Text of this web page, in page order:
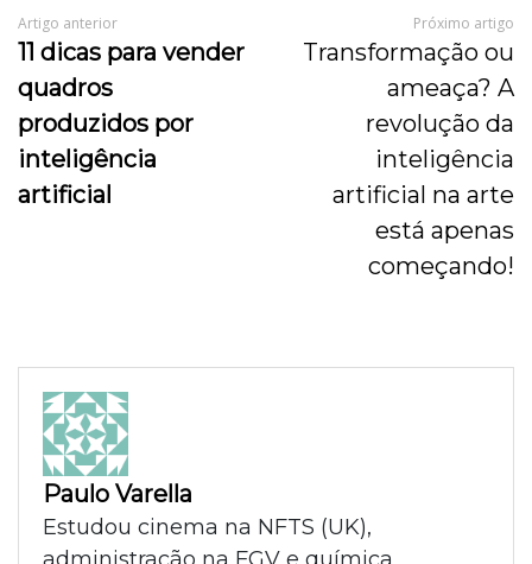
Artigo anterior
11 dicas para vender
quadros
produzidos por
inteligência
artificial
Próximo artigo
Transformação ou
ameaça? A
revolução da
inteligência
artificial na arte
está apenas
começando!
Paulo Varella
Estudou cinema na NFTS (UK),